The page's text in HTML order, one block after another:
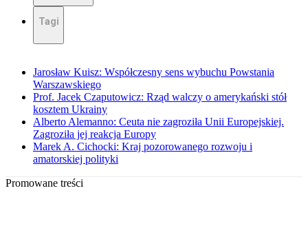
Tagi
Jarosław Kuisz: Współczesny sens wybuchu Powstania
Warszawskiego
Prof. Jacek Czaputowicz: Rząd walczy o amerykański stół
kosztem Ukrainy
Alberto Alemanno: Ceuta nie zagroziła Unii Europejskiej.
Zagroziła jej reakcja Europy
Marek A. Cichocki: Kraj pozorowanego rozwoju i
amatorskiej polityki
Promowane treści